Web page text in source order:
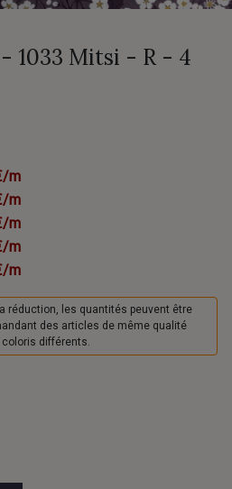
1033 Mitsi - R - 4
m
m
m
m
m
réduction, les quantités peuvent être
des articles de même qualité
différents.